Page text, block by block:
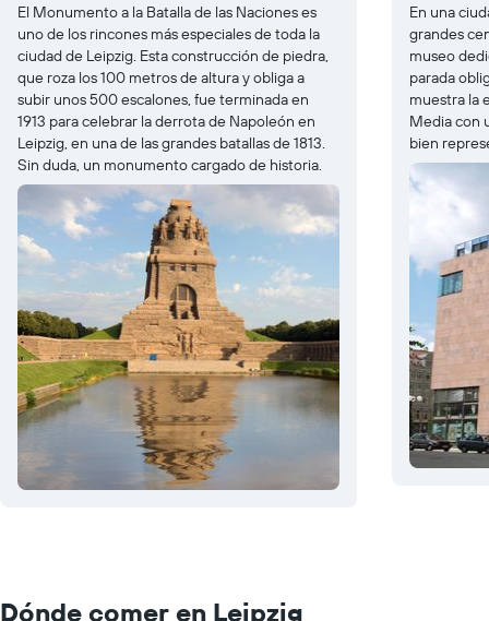
El Monumento a la Batalla de las Naciones es
uno de los rincones más especiales de toda la
ciudad de Leipzig. Esta construcción de piedra,
que roza los 100 metros de altura y obliga a
subir unos 500 escalones, fue terminada en
1913 para celebrar la derrota de Napoleón en
Leipzig, en una de las grandes batallas de 1813.
Sin duda, un monumento cargado de historia.
En una
grandes
museo
parada
muestra la
Media con
bien
Dónde comer en Leipzig